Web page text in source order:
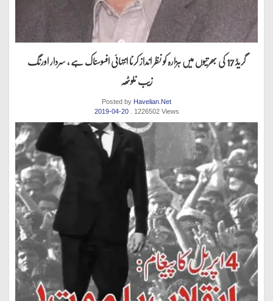
گریڈ 17 کی بھرتیوں میں ہزارہ کو نظر انداز کرنا انتہائی افسوسناک ہے ، سردار اورنگ
زیب نلوٹھہ
Posted by Havelian.Net
2019-04-20
. 1226502 Views